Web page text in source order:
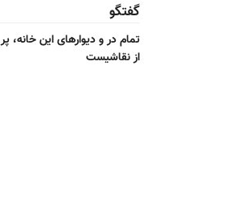
گفتگو
تمام در و دیوارهای این خانه، پر
از نقاشیست